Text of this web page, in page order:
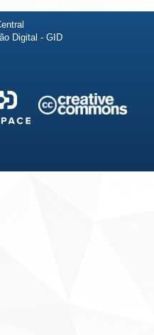
Digital - GID